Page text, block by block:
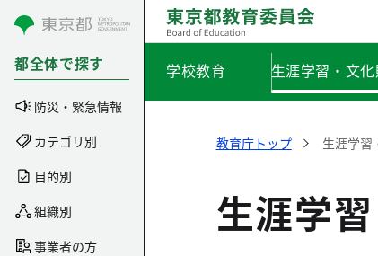
コンテンツにスキップ
都全体で探す
防災・緊急情報
カテゴリ別
目的別
組織別
事業者の方
学校教育 生涯学習・文
教育庁トップ 生涯学習
生涯学